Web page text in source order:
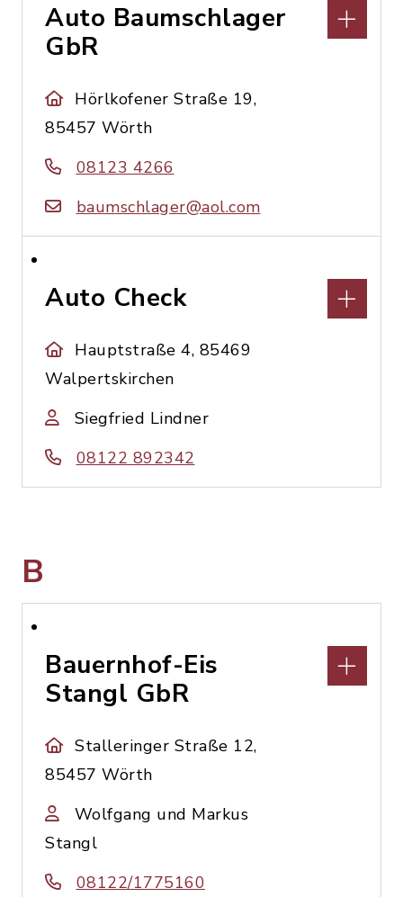
Auto Baumschlager
GbR
Hörlkofener Straße 19,
85457 Wörth
08123 4266
baumschlager@aol.com
Auto Check
Hauptstraße 4, 85469
Walpertskirchen
Siegfried Lindner
08122 892342
B
Bauernhof-Eis
Stangl GbR
Stalleringer Straße 12,
85457 Wörth
Wolfgang und Markus
Stangl
08122/1775160